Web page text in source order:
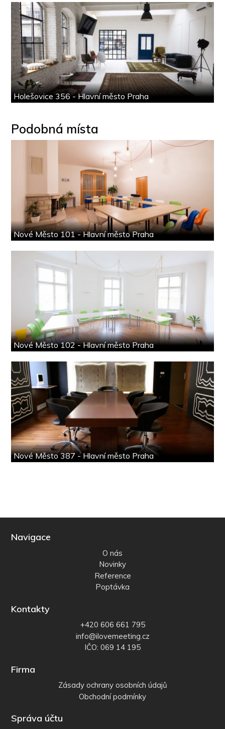
Holešovice 356 - Hlavní město Praha
Podobná místa
Nové Město 101 - Hlavní město Praha
Nové Město 102 - Hlavní město Praha
Nové Město 387 - Hlavní město Praha
Navigace
O nás
Novinky
Reference
Poptávka
Kontakty
+420 606 661 795
info@ilovemeeting.cz
IČO: 069 14 195
Firma
Zásady ochrany osobních údajů
Obchodní podmínky
Správa účtu